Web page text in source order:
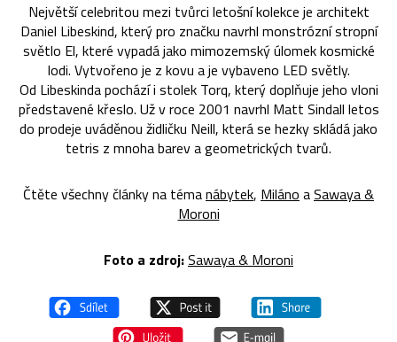
Největší celebritou mezi tvůrci letošní kolekce je architekt
Daniel Libeskind, který pro značku navrhl monstrózní stropní
světlo El, které vypadá jako mimozemský úlomek kosmické
lodi. Vytvořeno je z kovu a je vybaveno LED světly.
Od Libeskinda pochází i stolek Torq, který doplňuje jeho vloni
představené křeslo. Už v roce 2001 navrhl Matt Sindall letos
do prodeje uváděnou židličku Neill, která se hezky skládá jako
tetris z mnoha barev a geometrických tvarů.
Čtěte všechny články na témanábytek, Miláno aSawaya &
Moroni
Foto a zdroj:Sawaya & Moroni